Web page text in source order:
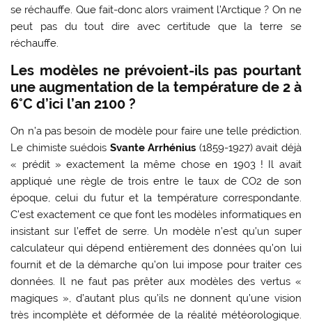
se réchauffe. Que fait-donc alors vraiment l’Arctique ? On ne
peut pas du tout dire avec certitude que la terre se
réchauffe.
Les modèles ne prévoient-ils pas pourtant
une augmentation de la température de 2 à
6°C d’ici l’an 2100 ?
On n’a pas besoin de modèle pour faire une telle prédiction.
Le chimiste suédois Svante Arrhénius (1859-1927) avait déjà
« prédit » exactement la même chose en 1903 ! Il avait
appliqué une règle de trois entre le taux de CO2 de son
époque, celui du futur et la température correspondante.
C’est exactement ce que font les modèles informatiques en
insistant sur l’effet de serre. Un modèle n’est qu’un super
calculateur qui dépend entièrement des données qu’on lui
fournit et de la démarche qu’on lui impose pour traiter ces
données. Il ne faut pas prêter aux modèles des vertus «
magiques », d’autant plus qu’ils ne donnent qu’une vision
très incomplète et déformée de la réalité météorologique.